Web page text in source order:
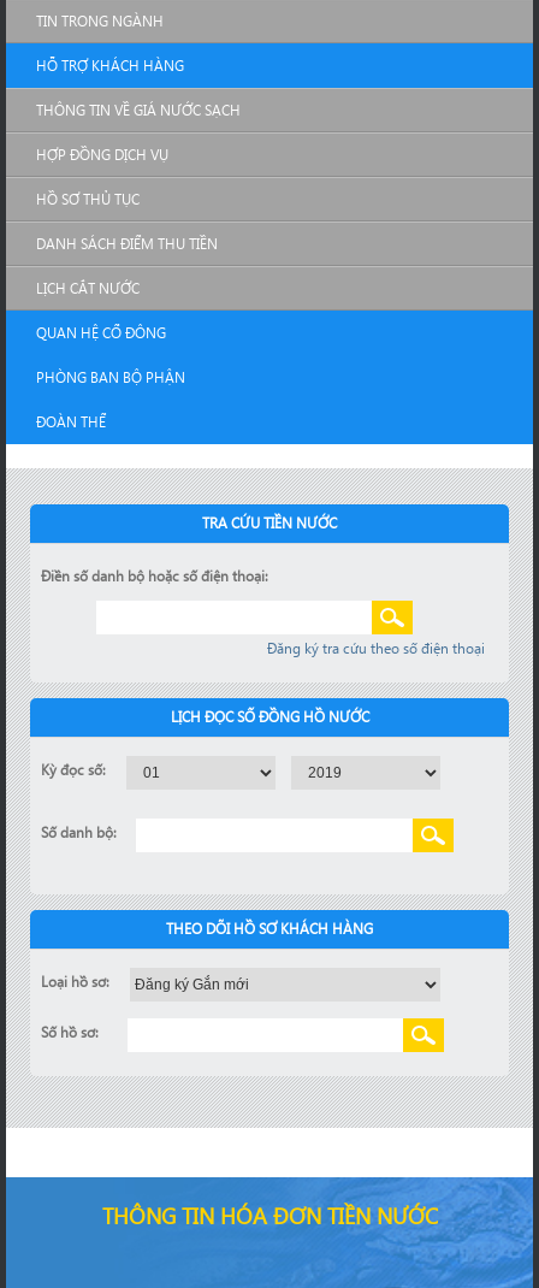
TIN TRONG NGÀNH
HỖ TRỢ KHÁCH HÀNG
THÔNG TIN VỀ GIÁ NƯỚC SẠCH
HỢP ĐỒNG DỊCH VỤ
HỒ SƠ THỦ TỤC
DANH SÁCH ĐIỂM THU TIỀN
LỊCH CẮT NƯỚC
QUAN HỆ CỔ ĐÔNG
PHÒNG BAN BỘ PHẬN
ĐOÀN THỂ
TRA CỨU TIỀN NƯỚC
Điền số danh bộ hoặc số điện thoại:
Đăng ký tra cứu theo số điện thoại
LỊCH ĐỌC SỐ ĐỒNG HỒ NƯỚC
Kỳ đọc số:
Số danh bộ:
THEO DÕI HỒ SƠ KHÁCH HÀNG
Loại hồ sơ:
Số hồ sơ:
THÔNG TIN HÓA ĐƠN TIỀN NƯỚC